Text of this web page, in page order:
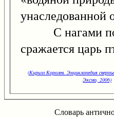
унаследованной
С нагами
сражается царь
(Кирилл Королев. Энциклопедия
Эксмо, 2006)
Словарь